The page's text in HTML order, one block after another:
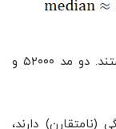
داده‌های مثال ۲.۶ دو مدی هستند. دو مد ۵۲۰۰۰ و
دارند،